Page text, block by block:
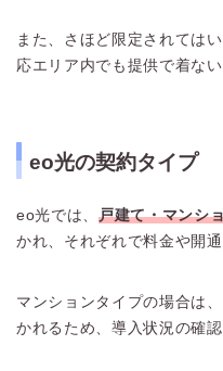
また、さほど限定されては
応エリア内でも提供で着な
eo光の契約タイプ
eo光では、戸建て・マンシ
かれ、それぞれで料金や開
マンションタイプの場合は
かれるため、導入状況の確認